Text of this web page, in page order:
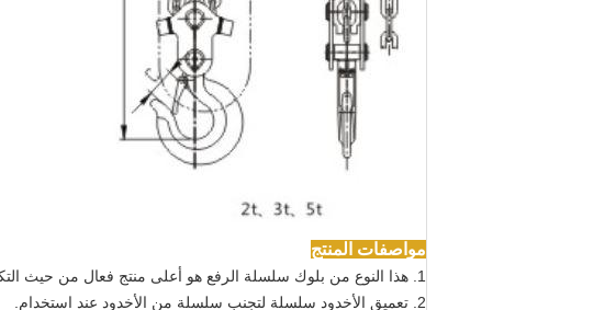
مواصفات المنتج
1. هذا النوع من بلوك سلسلة الرفع هو أعلى منتج فعال من حيث التكلفة بين منتجاتنا.
2. تعميق الأخدود سلسلة لتجنب سلسلة من الأخدود عند استخدام.